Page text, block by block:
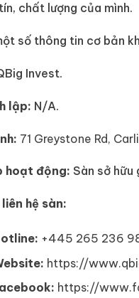
chất lượng của mình.
số thông tin cơ bản
Invest.
lập: N/A.
71 Greystone Rd,
hoạt động: Sàn sở hữu
hệ sàn:
+445 265 236
https://
https://